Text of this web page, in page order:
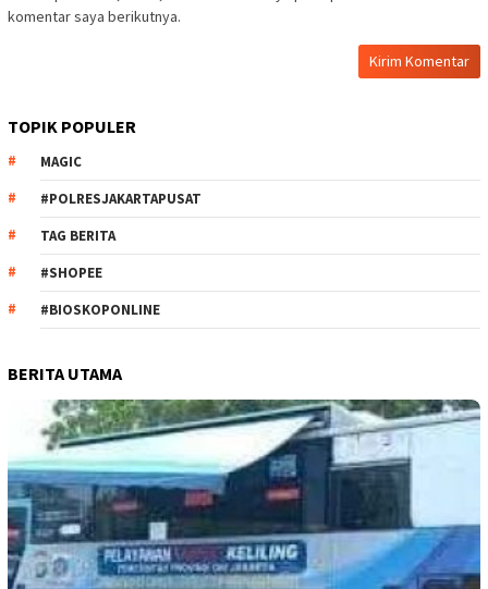
komentar saya berikutnya.
TOPIK POPULER
MAGIC
#POLRESJAKARTAPUSAT
TAG BERITA
#SHOPEE
#BIOSKOPONLINE
BERITA UTAMA